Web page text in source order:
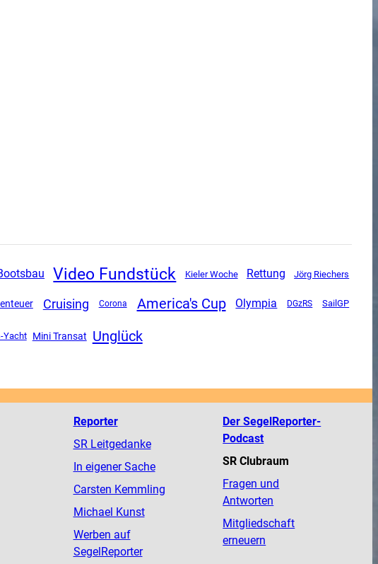
Video Fundstück Kieler Woche Rettung Jörg Riechers
Cruising Corona America's Cup Olympia DGzRS SailGP
Yacht Mini Transat Unglück
Reporter
SR Leitgedanke
In eigener Sache
Carsten Kemmling
Michael Kunst
Werben auf
SegelReporter
Der SegelReporter-
Podcast
SR Clubraum
Fragen und
Antworten
Mitgliedschaft
erneuern